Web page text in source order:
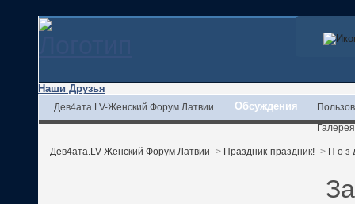
Наши Друзья
Дев4ата.LV-Женский Форум Латвии Обсуждения
Галерея
Дев4ата.LV-Женский Форум Латвии > Праздник-праздник! > П о з